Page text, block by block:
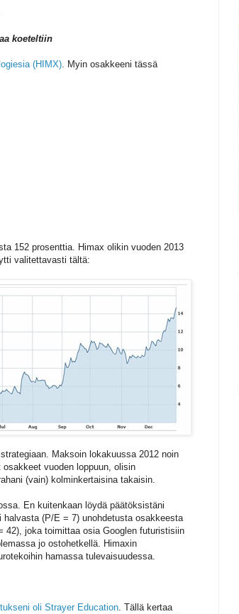
koeteltiin
(HIMX). Myin osakkeeni tässä
152 prosenttia. Himax olikin vuoden 2013
valitettavasti tältä:
Maksoin lokakuussa 2012 noin
vuoden loppuun, olisin
(vain) kolminkertaisina takaisin.
En kuitenkaan löydä päätöksistäni
(P/E = 7) unohdetusta osakkeesta
joka toimittaa osia Googlen futuristisiin
jo ostohetkellä. Himaxin
hamassa tulevaisuudessa.
oli Strayer Education. Tällä kertaa